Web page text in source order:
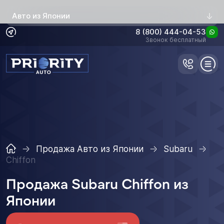
Авто из Японии
8 (800) 444-04-53
Звонок бесплатный
Продажа Авто из Японии
Subaru
Chiffon
Продажа Subaru Chiffon из
Японии